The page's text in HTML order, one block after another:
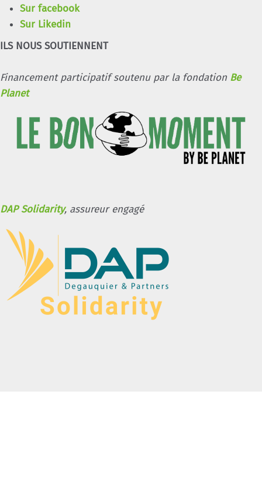
Sur facebook
Sur Likedin
ILS NOUS SOUTIENNENT
Financement participatif soutenu par la fondation Be
Planet
DAP Solidarity, assureur engagé